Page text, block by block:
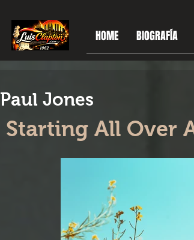
HOME BIOGRAFÍA
Paul Jones
Starting All Over